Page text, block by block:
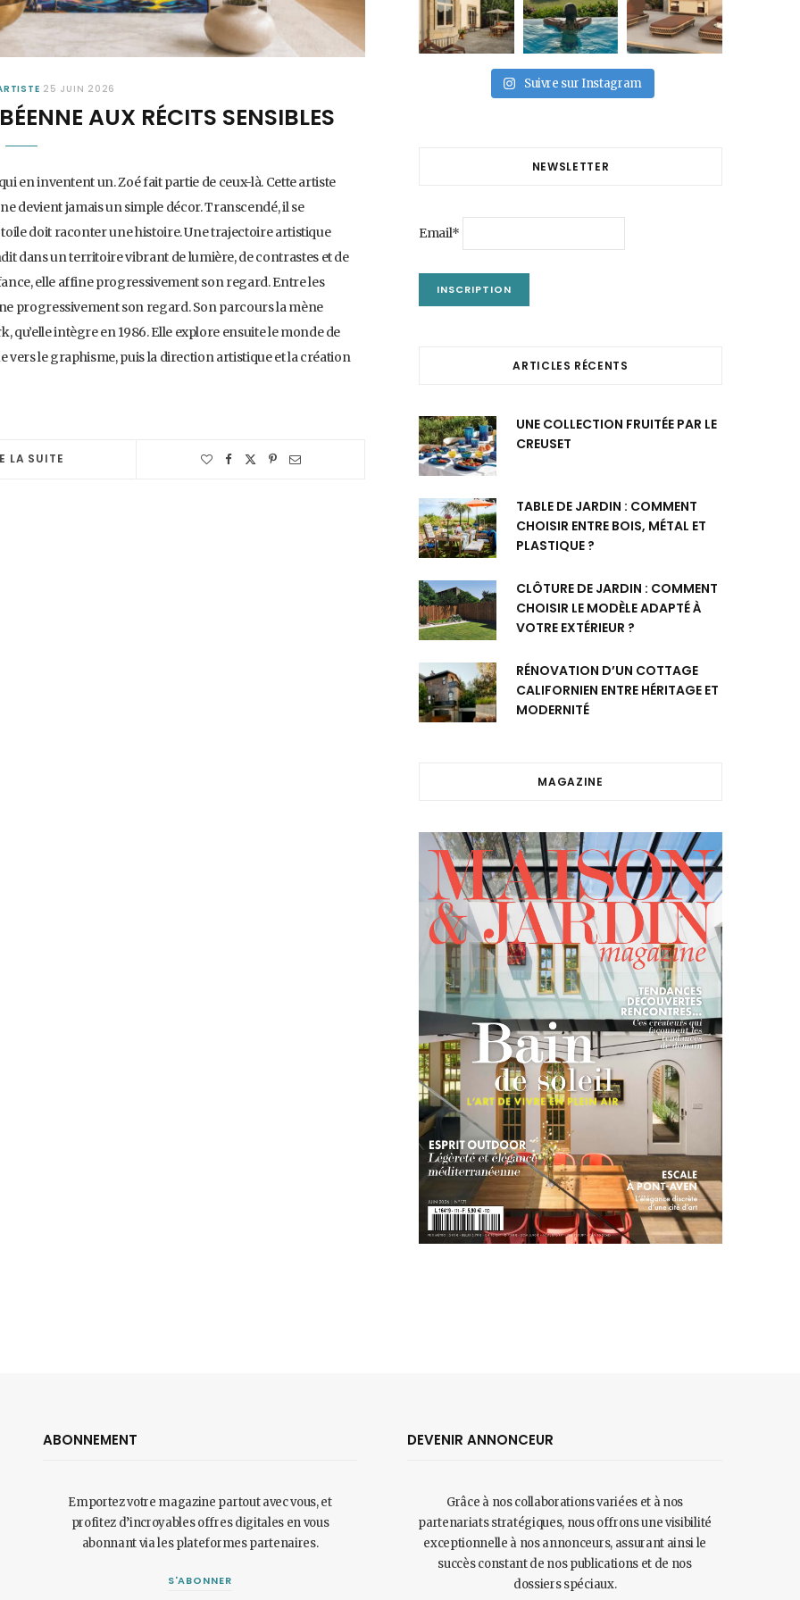
25 JUIN 2026
AUX RÉCITS SENSIBLES
en inventent un. Zoé fait partie de ceux-là. Cette artiste
devient jamais un simple décor. Transcendé, il se
doit raconter une histoire. Une trajectoire artistique
dans un territoire vibrant de lumière, de contrastes et de
elle affine progressivement son regard. Entre les
progressivement son regard. Son parcours la mène
qu’elle intègre en 1986. Elle explore ensuite le monde de
vers le graphisme, puis la direction artistique et la création
LA SUITE
Suivre sur Instagram
NEWSLETTER
Email*
ARTICLES RÉCENTS
UNE COLLECTION FRUITÉE PAR LE
CREUSET
TABLE DE JARDIN : COMMENT
CHOISIR ENTRE BOIS, MÉTAL ET
PLASTIQUE ?
CLÔTURE DE JARDIN : COMMENT
CHOISIR LE MODÈLE ADAPTÉ À
VOTRE EXTÉRIEUR ?
RÉNOVATION D’UN COTTAGE
CALIFORNIEN ENTRE HÉRITAGE ET
MODERNITÉ
MAGAZINE
ABONNEMENT
Emportez votre magazine partout avec vous, et
profitez d’incroyables offres digitales en vous
abonnant via les plateformes partenaires.
S'ABONNER
DEVENIR ANNONCEUR
Grâce à nos collaborations variées et à nos
partenariats stratégiques, nous offrons une visibilité
exceptionnelle à nos annonceurs, assurant ainsi le
succès constant de nos publications et de nos
dossiers spéciaux.